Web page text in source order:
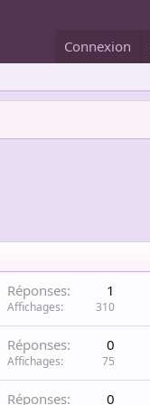
Connexion
Réponses 1
Affichages 310
Réponses 0
Affichages 75
Réponses 0